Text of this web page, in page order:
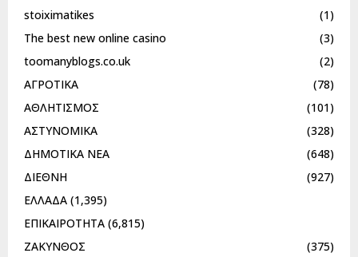
stoiximatikes
(1)
The best new online casino
(3)
toomanyblogs.co.uk
(2)
ΑΓΡΟΤΙΚΑ
(78)
ΑΘΛΗΤΙΣΜΟΣ
(101)
ΑΣΤΥΝΟΜΙΚΑ
(328)
ΔΗΜΟΤΙΚΑ ΝΕΑ
(648)
ΔΙΕΘΝΗ
(927)
ΕΛΛΑΔΑ (1,395)
ΕΠΙΚΑΙΡΟΤΗΤΑ (6,815)
ΖΑΚΥΝΘΟΣ
(375)